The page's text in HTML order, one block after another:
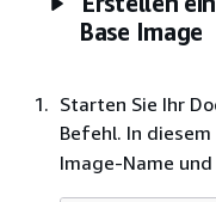
Base Image
Starten Sie Ihr
Befehl. In
Image-Name und